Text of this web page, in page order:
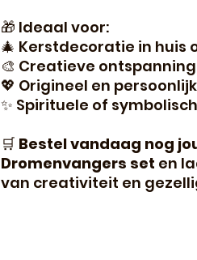
🎁 Ideaal voor:
🎄 Kerstdecoratie in huis
🎨 Creatieve
💖 Origineel en
✨ Spirituele of
🛒 Bestel vandaag nog
Dromenvangers set en
van creativiteit en